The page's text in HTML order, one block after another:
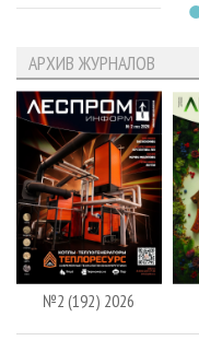
АРХИВ ЖУРНАЛОВ
№2 (192) 2026